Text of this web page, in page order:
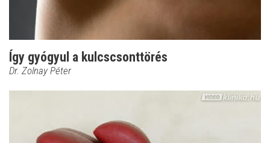
Így gyógyul a kulcscsonttörés
Dr. Zolnay Péter